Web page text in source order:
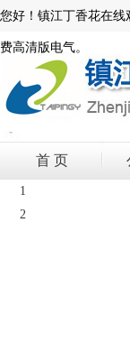
您好！镇江丁香花
费高清版电气。
首 页
1
2